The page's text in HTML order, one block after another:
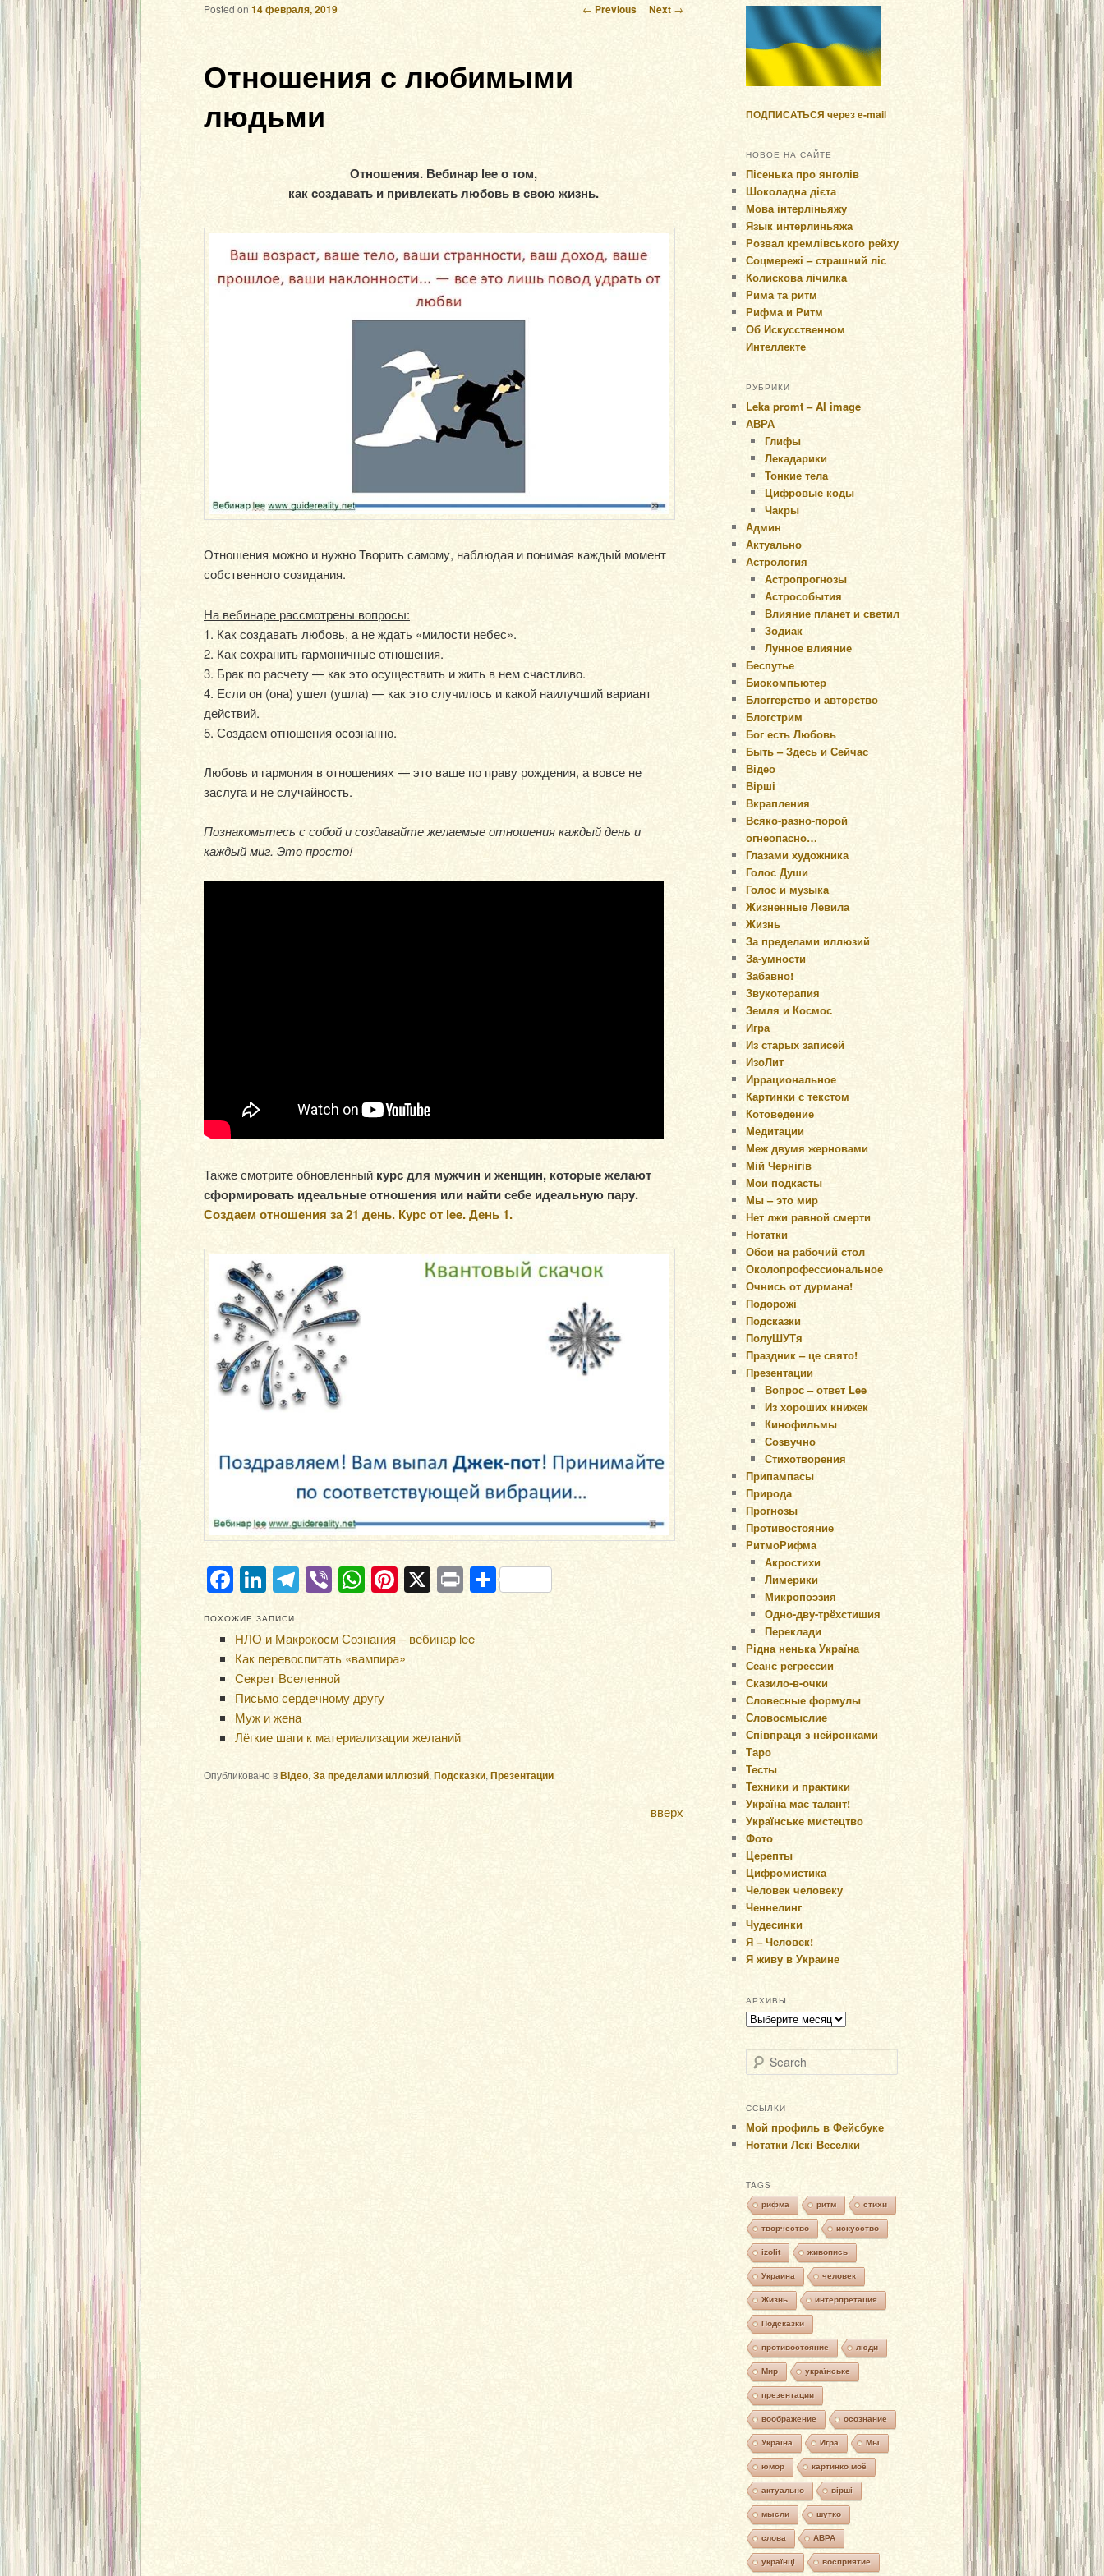
Post navigation
← Previous Next →
Отношения с любимыми
людьми
Posted on 14 февраля, 2019
Отношения. Вебинар lee о том,
как создавать и привлекать любовь в свою жизнь.
Отношения можно и нужно Творить самому, наблюдая и понимая каждый момент
собственного созидания.
На вебинаре рассмотрены вопросы:
1. Как создавать любовь, а не ждать «милости небес».
2. Как сохранить гармоничные отношения.
3. Брак по расчету — как это осуществить и жить в нем счастливо.
4. Если он (она) ушел (ушла) — как это случилось и какой наилучший вариант
действий.
5. Создаем отношения осознанно.
Любовь и гармония в отношениях — это ваше по праву рождения, а вовсе не
заслуга и не случайность.
Познакомьтесь с собой и создавайте желаемые отношения каждый день и
каждый миг. Это просто!
Также смотрите обновленный курс для мужчин и женщин, которые желают
сформировать идеальные отношения или найти себе идеальную пару.
Создаем отношения за 21 день. Курс от lee. День 1.
Facebook
LinkedIn
Telegram
ViberWhatsApp
Pinterest
X PrintОтправить
ПОХОЖИЕ ЗАПИСИ
НЛО и Макрокосм Сознания – вебинар lee
Как перевоспитать «вампира»
Секрет Вселенной
Письмо сердечному другу
Муж и жена
Лёгкие шаги к материализации желаний
Опубликовано вВідео, За пределами иллюзий, Подсказки, Презентации
вверх
ПОДПИСАТЬСЯ через e-mail
НОВОЕ НА САЙТЕ
Пісенька про янголів
Шоколадна дієта
Мова інтерліньяжу
Язык интерлиньяжа
Розвал кремлівського рейху
Соцмережі – страшний ліс
Колискова лічилка
Рима та ритм
Рифма и Ритм
Об Искусственном
Интеллекте
РУБРИКИ
Leka promt – AI image
АВРА
Глифы
Лекадарики
Тонкие тела
Цифровые коды
Чакры
Админ
Актуально
Астрология
Астропрогнозы
Астрособытия
Влияние планет и светил
Зодиак
Лунное влияние
Беспутье
Биокомпьютер
Блоггерство и авторство
Блогстрим
Бог есть Любовь
Быть – Здесь и Сейчас
Відео
Вірші
Вкрапления
Всяко-разно-порой
огнеопасно…
Глазами художника
Голос Души
Голос и музыка
Жизненные Левила
Жизнь
За пределами иллюзий
За-умности
Забавно!
Звукотерапия
Земля и Космос
Игра
Из старых записей
ИзоЛит
Иррациональное
Картинки с текстом
Котоведение
Медитации
Меж двумя жерновами
Мій Чернігів
Мои подкасты
Мы – это мир
Нет лжи равной смерти
Нотатки
Обои на рабочий стол
Околопрофессиональное
Очнись от дурмана!
Подорожі
Подсказки
ПолуШУТя
Праздник – це свято!
Презентации
Вопрос – ответ Lee
Из хороших книжек
Кинофильмы
Созвучно
Стихотворения
Припампасы
Природа
Прогнозы
Противостояние
РитмоРифма
Акростихи
Лимерики
Микропоэзия
Одно-дву-трёхстишия
Переклади
Рідна ненька Україна
Сеанс регрессии
Сказило-в-очки
Словесные формулы
Словосмыслие
Співпраця з нейронками
Таро
Тесты
Техники и практики
Україна має талант!
Українське мистецтво
Фото
Церепты
Цифромистика
Человек человеку
Ченнелинг
Чудесинки
Я – Человек!
Я живу в Украине
АРХИВЫ
Архивы
Search
ССЫЛКИ
Мой профиль в Фейсбуке
Нотатки Лєкі Веселки
TAGS
рифма ритм стихи
творчество искусство
izolit живопись
Украина человек
Жизнь интерпретация
Подсказки
противостояние люди
Мир українське
презентации
воображение осознание
Україна Игра Мы
юмор картинко моё
актуально вірші
мысли шутко
слова АВРА
українці восприятие